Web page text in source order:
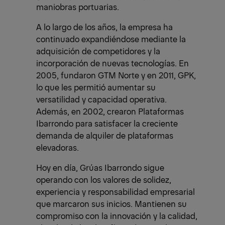
maniobras portuarias.
A lo largo de los años, la empresa ha
continuado expandiéndose mediante la
adquisición de competidores y la
incorporación de nuevas tecnologías. En
2005, fundaron GTM Norte y en 2011, GPK,
lo que les permitió aumentar su
versatilidad y capacidad operativa.
Además, en 2002, crearon Plataformas
Ibarrondo para satisfacer la creciente
demanda de alquiler de plataformas
elevadoras.
Hoy en día, Grúas Ibarrondo sigue
operando con los valores de solidez,
experiencia y responsabilidad empresarial
que marcaron sus inicios. Mantienen su
compromiso con la innovación y la calidad,